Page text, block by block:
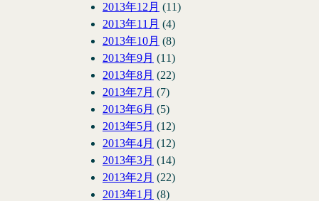
2013年12月 (11)
2013年11月 (4)
2013年10月 (8)
2013年9月 (11)
2013年8月 (22)
2013年7月 (7)
2013年6月 (5)
2013年5月 (12)
2013年4月 (12)
2013年3月 (14)
2013年2月 (22)
2013年1月 (8)